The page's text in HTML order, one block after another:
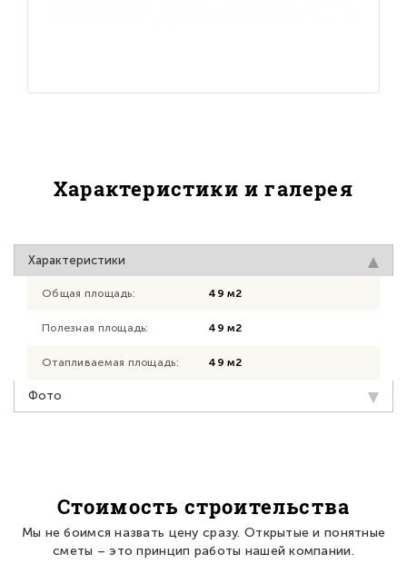
Характеристики и галерея
Характеристики
Общая площадь: 49 м2
Полезная площадь: 49 м2
Отапливаемая площадь: 49 м2
Фото
Стоимость строительства
Мы не боимся назвать цену сразу. Открытые и понятные
сметы – это принцип работы нашей компании.